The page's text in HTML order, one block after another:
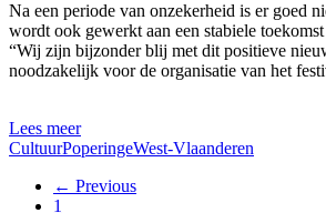
Na een periode van onzekerheid is er goed
wordt ook gewerkt aan een stabiele
“Wij zijn bijzonder blij met dit positieve
noodzakelijk voor de organisatie van het
Lees meer
CultuurPoperingeWest-Vlaanderen
← Previous
1